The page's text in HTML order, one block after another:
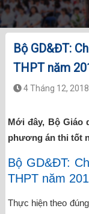
Bộ GD&ĐT:
THPT năm
4 Tháng 12, 2018 |
Mới đây, Bộ Giáo
phương án thi tốt
Bộ GD&ĐT:
THPT năm
Thực hiện theo